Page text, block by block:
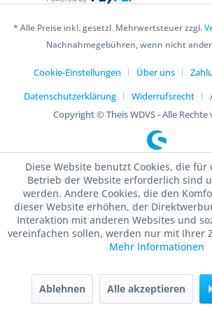
* Alle Preise inkl. gesetzl. Mehrwertsteuer zzgl.
Nachnahmegebühren, wenn nicht
Cookie-Einstellungen Über uns
Datenschutzerklärung
Widerrufsrecht
Copyright © Theis WDVS - Alle
Diese Website benutzt Cookies, die für
Betrieb der Website erforderlich sind
werden. Andere Cookies, die den
dieser Website erhöhen, der
Interaktion mit anderen Websites und
vereinfachen sollen, werden nur mit Ihrer
Mehr Informationen
Ablehnen Alle akzeptieren